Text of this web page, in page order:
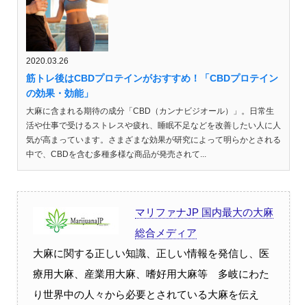
2020.03.26
筋トレ後はCBDプロテインがおすすめ！「CBDプロテイン
の効果・効能」
大麻に含まれる期待の成分「CBD（カンナビジオール）」。日常生
活や仕事で受けるストレスや疲れ、睡眠不足などを改善したい人に人
気が高まっています。さまざまな効果が研究によって明らかとされる
中で、CBDを含む多種多様な商品が発売されて...
マリファナJP 国内最大の大麻
総合メディア
大麻に関する正しい知識、正しい情報を発信し、医
療用大麻、産業用大麻、嗜好用大麻等 多岐にわた
り世界中の人々から必要とされている大麻を伝え